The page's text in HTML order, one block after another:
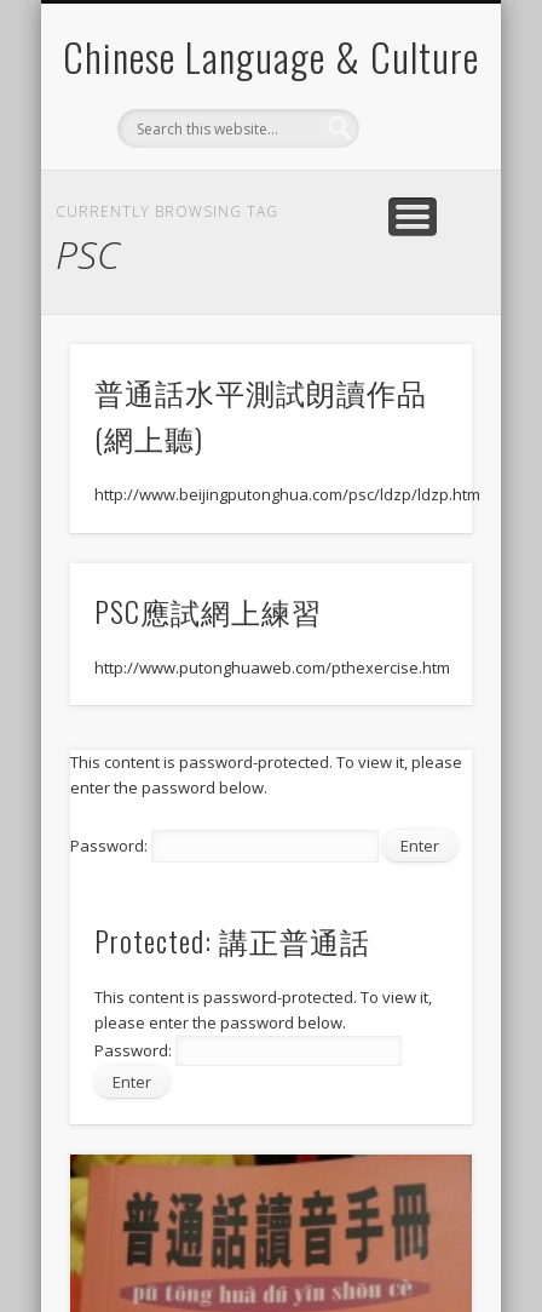
Chinese Language & Culture
CURRENTLY BROWSING TAG
PSC
普通話水平測試朗讀作品
(網上聽)
http://www.beijingputonghua.com/psc/ldzp/ldzp.htm
PSC應試網上練習
http://www.putonghuaweb.com/pthexercise.htm
This content is password-protected. To view it, please
enter the password below.
Password:
Protected: 講正普通話
This content is password-protected. To view it,
please enter the password below.
Password: